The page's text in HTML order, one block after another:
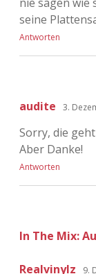
seine
Antworten
audite 3.
Sorry, die
Aber Danke!
Antworten
In The Mix:
Realvinylz 9.